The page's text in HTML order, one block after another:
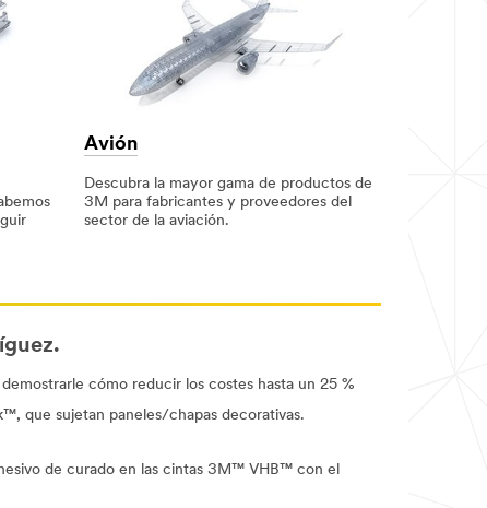
Avión
Descubra la mayor gama de productos de
3M para fabricantes y proveedores del
sector de la aviación.
cómo reducir los costes hasta un 25 %
que sujetan paneles/chapas decorativas.
de curado en las cintas 3M™ VHB™ con el